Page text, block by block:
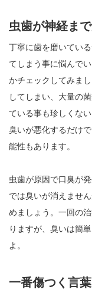
虫歯が神経ま
丁寧に歯を磨いてい
てしまう事に悩んで
かチェックしてみま
してしまい、大量の
ている事も珍しくな
臭いが悪化するだけ
能性もあります。
虫歯が原因で口臭が
では臭いが消えませ
めましょう。一回の
りますが、臭いは簡
よ。
一番傷つく言葉